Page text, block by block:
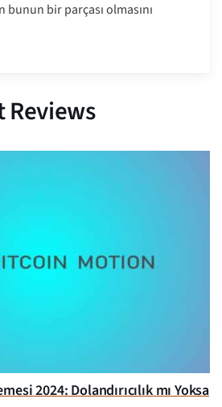
bunun bir parçası olmasını
Reviews
2024: Dolandırıcılık mı Yoksa